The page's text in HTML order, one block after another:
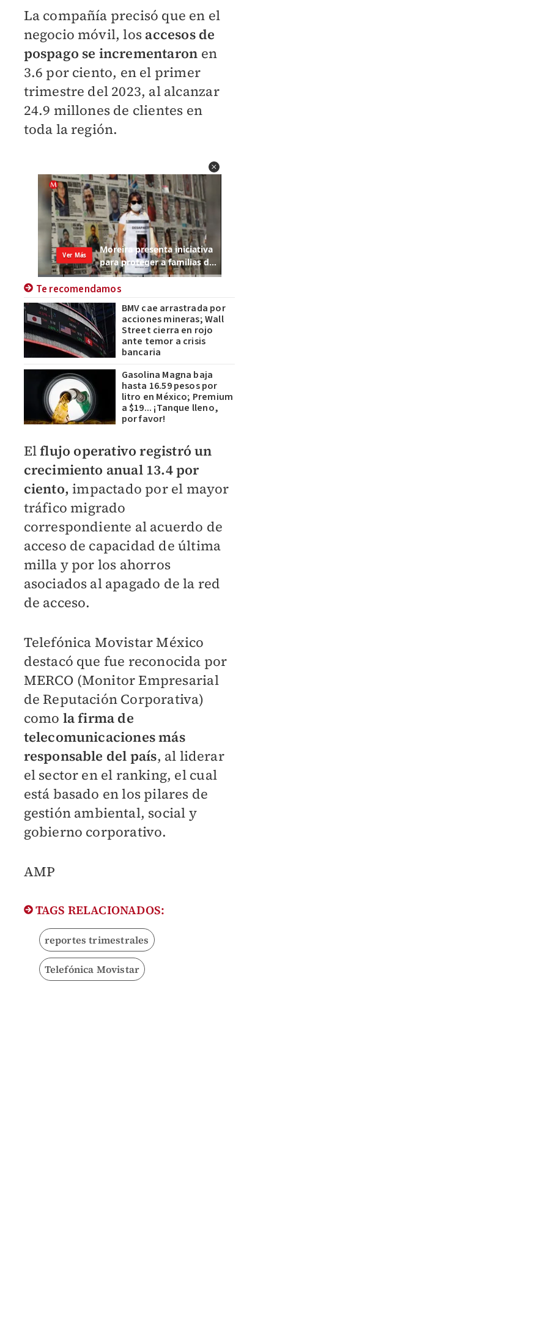
La compañía precisó que en el
negocio móvil, los accesos de
pospago se incrementaron en
3.6 por ciento, en el primer
trimestre del 2023, al alcanzar
24.9 millones de clientes en
toda la región.
Te recomendamos
BMV cae arrastrada por
acciones mineras; Wall
Street cierra en rojo
ante temor a crisis
bancaria
Gasolina Magna baja
hasta 16.59 pesos por
litro en México; Premium
a $19... ¡Tanque lleno,
por favor!
Elflujo operativo registró un
crecimiento anual 13.4 por
ciento, impactado por el mayor
tráfico migrado
correspondiente al acuerdo de
acceso de capacidad de última
milla y por los ahorros
asociados al apagado de la red
de acceso.
Telefónica Movistar México
destacó que fue reconocida por
MERCO (Monitor Empresarial
de Reputación Corporativa)
como la firma de
telecomunicaciones más
responsable del país, al liderar
el sector en el ranking, el cual
está basado en los pilares de
gestión ambiental, social y
gobierno corporativo.
AMP
TAGS RELACIONADOS:
reportes trimestrales
Telefónica Movistar